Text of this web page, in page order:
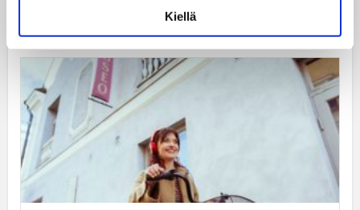
Kiellä
lasten ratikoita koskevaan